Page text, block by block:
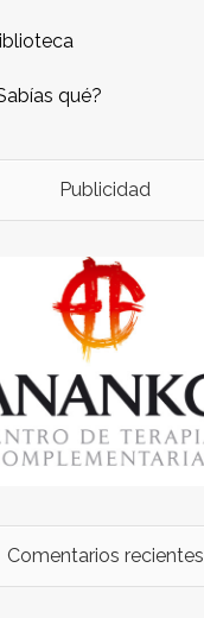
qué?
Publicidad
Comentarios recientes